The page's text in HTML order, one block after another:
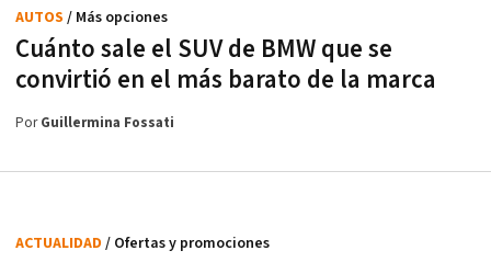
Cuánto sale el SUV de BMW que se
convirtió en el más barato de la marca
AUTOS / Más opciones
PorGuillermina Fossati
ACTUALIDAD / Ofertas y promociones